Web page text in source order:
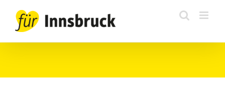
Inhalt
springen